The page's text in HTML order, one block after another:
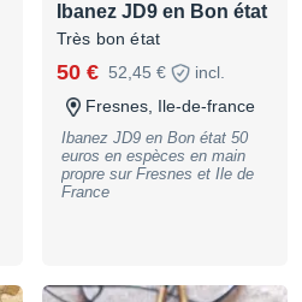
Ibanez JD9 en Bon état
Très bon état
50 € 52,45 €
incl.
Fresnes, Ile-de-france
Ibanez JD9 en Bon état 50
euros en espèces en main
propre sur Fresnes et Ile de
France